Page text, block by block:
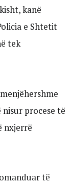
kanë
e Shtetit
tek
nisur procese të
nxjerrë
të